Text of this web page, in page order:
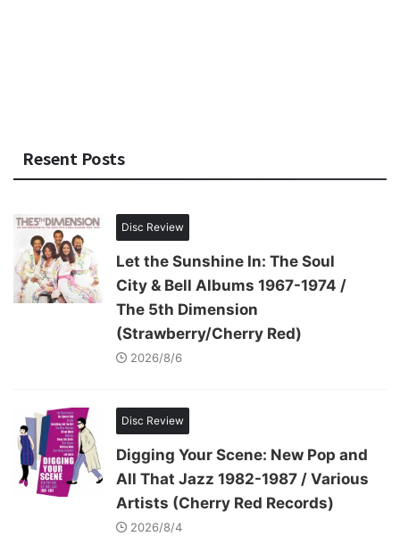
Resent Posts
Disc Review
Let the Sunshine In: The Soul
City & Bell Albums 1967-1974 /
The 5th Dimension
(Strawberry/Cherry Red)
2026/8/6
Disc Review
Digging Your Scene: New Pop and
All That Jazz 1982-1987 / Various
Artists (Cherry Red Records)
2026/8/4